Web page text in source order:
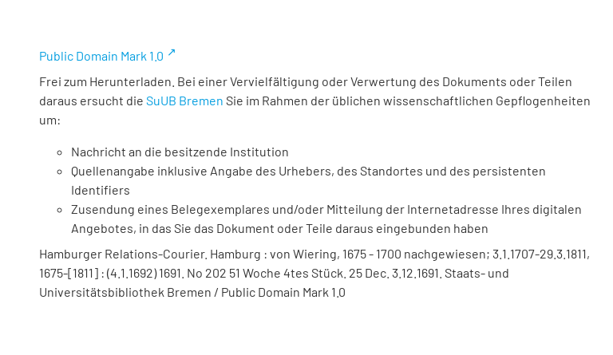
Public Domain Mark 1.0
Frei zum Herunterladen. Bei einer Vervielfältigung oder Verwertung des Dokuments oder Teilen
daraus ersucht die SuUB Bremen Sie im Rahmen der üblichen wissenschaftlichen Gepflogenheiten
um:
Nachricht an die besitzende Institution
Quellenangabe inklusive Angabe des Urhebers, des Standortes und des persistenten
Identifiers
Zusendung eines Belegexemplares und/oder Mitteilung der Internetadresse Ihres digitalen
Angebotes, in das Sie das Dokument oder Teile daraus eingebunden haben
Hamburger Relations-Courier. Hamburg : von Wiering, 1675 - 1700 nachgewiesen; 3.1.1707-29.3.1811,
1675-[1811] : (4.1.1692) 1691. No 202 51 Woche 4tes Stück. 25 Dec. 3.12.1691. Staats- und
Universitätsbibliothek Bremen / Public Domain Mark 1.0